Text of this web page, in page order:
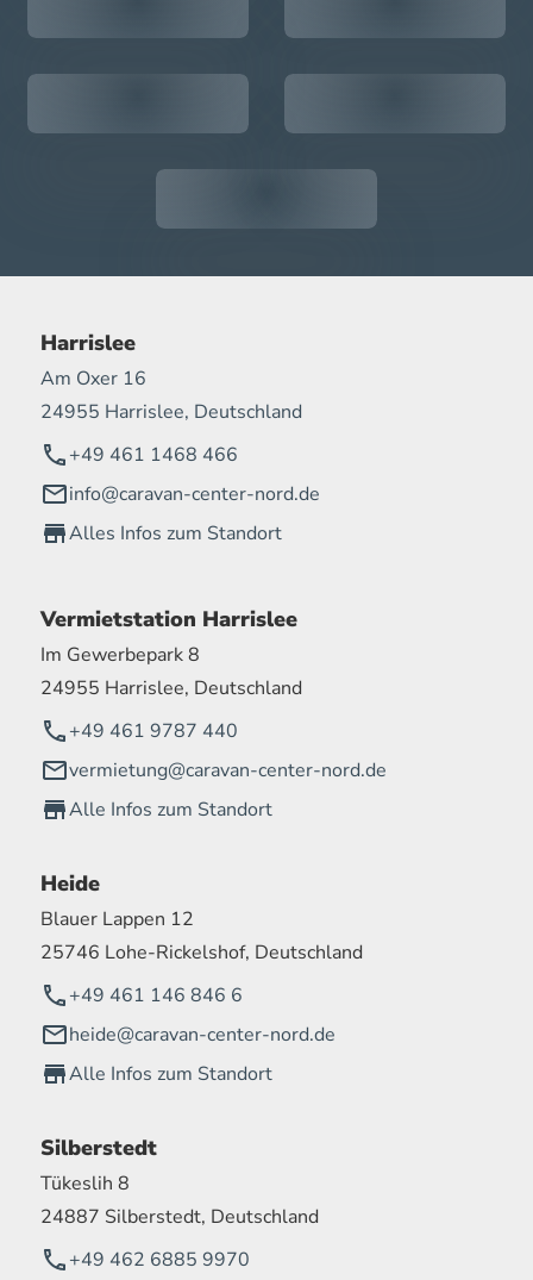
Harrislee
Am Oxer 16
24955 Harrislee, Deutschland
+49 461 1468 466
info@caravan-center-nord.de
Alles Infos zum Standort
Vermietstation Harrislee
Im Gewerbepark 8
24955 Harrislee, Deutschland
+49 461 9787 440
vermietung@caravan-center-nord.de
Alle Infos zum Standort
Heide
Blauer Lappen 12
25746 Lohe-Rickelshof, Deutschland
+49 461 146 846 6
heide@caravan-center-nord.de
Alle Infos zum Standort
Silberstedt
Tükeslih 8
24887 Silberstedt, Deutschland
+49 462 6885 9970